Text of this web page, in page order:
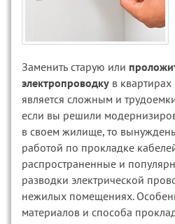
Заменить старую или
электропроводку в
является сложным и
если вы решили
в своем жилище, то вынуждены
работой по прокладке
распространенные и
разводки электрической
нежилых помещениях.
материалов и способа